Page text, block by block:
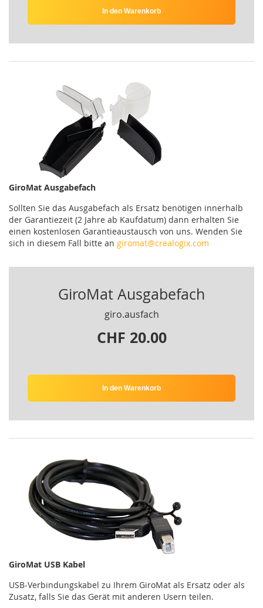
In den Warenkorb
GiroMat Ausgabefach
Sollten Sie das Ausgabefach als Ersatz benötigen innerhalb
der Garantiezeit (2 Jahre ab Kaufdatum) dann erhalten Sie
einen kostenlosen Garantieaustausch von uns. Wenden Sie
sich in diesem Fall bitte an giromat@crealogix.com
GiroMat Ausgabefach
CHF 20.00
giro.ausfach
In den Warenkorb
GiroMat USB Kabel
USB-Verbindungskabel zu Ihrem GiroMat als Ersatz oder als
Zusatz, falls Sie das Gerät mit anderen Usern teilen.